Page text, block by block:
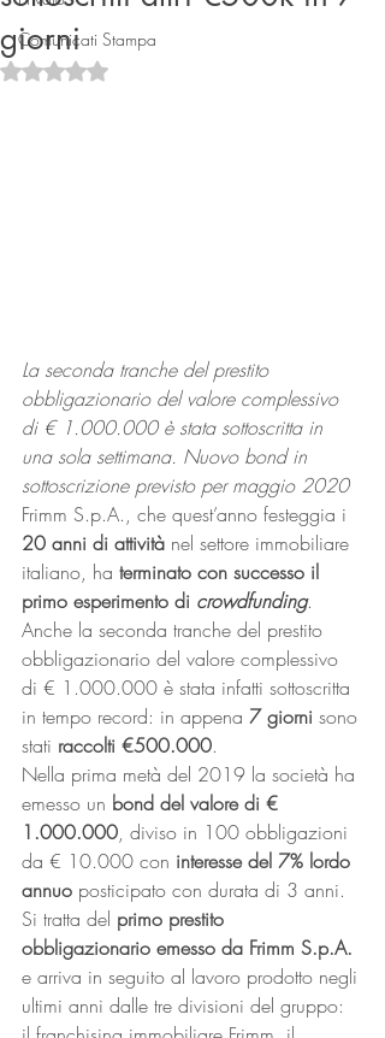
Comunicati Stampa
giorni
Valutazione NaN stelle su 5.
La seconda tranche del prestito
obbligazionario del valore complessivo
di € 1.000.000 è stata sottoscritta in
una sola settimana. Nuovo bond in
sottoscrizione previsto per maggio 2020
Frimm S.p.A., che quest’anno festeggia i
20 anni di attività nel settore immobiliare
italiano, ha terminato con successo il
primo esperimento di crowdfunding.
Anche la seconda tranche del prestito
obbligazionario del valore complessivo
di € 1.000.000 è stata infatti sottoscritta
in tempo record: in appena 7 giorni sono
stati raccolti €500.000.
Nella prima metà del 2019 la società ha
emesso un bond del valore di €
1.000.000, diviso in 100 obbligazioni
da € 10.000 con interesse del 7% lordo
annuo posticipato con durata di 3 anni.
Si tratta del primo prestito
obbligazionario emesso da Frimm S.p.A.
e arriva in seguito al lavoro prodotto negli
ultimi anni dalle tre divisioni del gruppo: